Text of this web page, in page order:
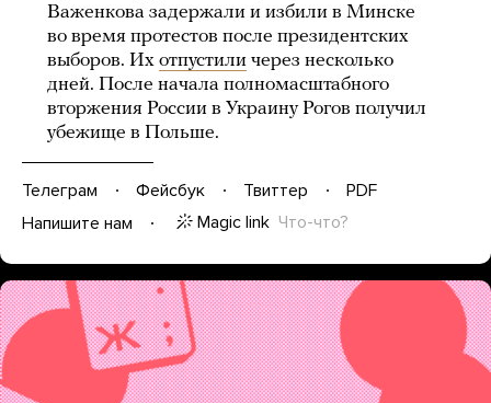
Важенкова задержали и избили в Минске
во время протестов после президентских
выборов. Их отпустили через несколько
дней. После начала полномасштабного
вторжения России в Украину Рогов получил
убежище в Польше.
Телеграм Фейсбук Твиттер
PDF
Напишите нам
Magic link Что-что?